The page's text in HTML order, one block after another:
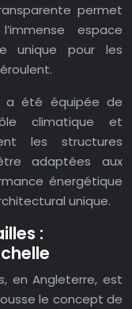
permet
espace
unique pour les
a été équipée de
climatique et
les structures
adaptées aux
énergétique
unique.
:
en Angleterre, est
le concept de